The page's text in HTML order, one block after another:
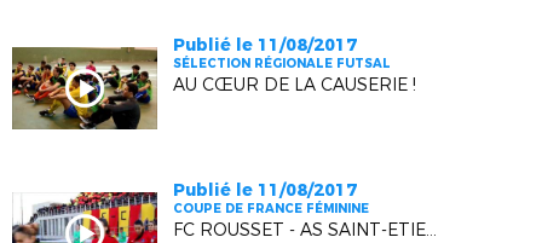
Publié le 11/08/2017
SÉLECTION RÉGIONALE FUTSAL
AU CŒUR DE LA CAUSERIE !
Publié le 11/08/2017
COUPE DE FRANCE FÉMININE
FC ROUSSET - AS SAINT-ETIENNE (1/8 FINALE)